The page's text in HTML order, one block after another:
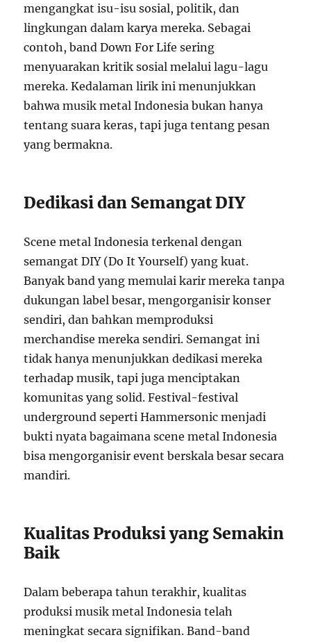
mengangkat isu-isu sosial, politik, dan
lingkungan dalam karya mereka. Sebagai
contoh, band Down For Life sering
menyuarakan kritik sosial melalui lagu-lagu
mereka. Kedalaman lirik ini menunjukkan
bahwa musik metal Indonesia bukan hanya
tentang suara keras, tapi juga tentang pesan
yang bermakna.
Dedikasi dan Semangat DIY
Scene metal Indonesia terkenal dengan
semangat DIY (Do It Yourself) yang kuat.
Banyak band yang memulai karir mereka tanpa
dukungan label besar, mengorganisir konser
sendiri, dan bahkan memproduksi
merchandise mereka sendiri. Semangat ini
tidak hanya menunjukkan dedikasi mereka
terhadap musik, tapi juga menciptakan
komunitas yang solid. Festival-festival
underground seperti Hammersonic menjadi
bukti nyata bagaimana scene metal Indonesia
bisa mengorganisir event berskala besar secara
mandiri.
Kualitas Produksi yang Semakin
Baik
Dalam beberapa tahun terakhir, kualitas
produksi musik metal Indonesia telah
meningkat secara signifikan. Band-band